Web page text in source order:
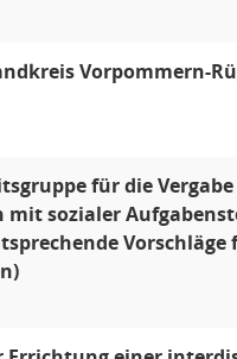
Vorpommern-
für die Vergabe
sozialer